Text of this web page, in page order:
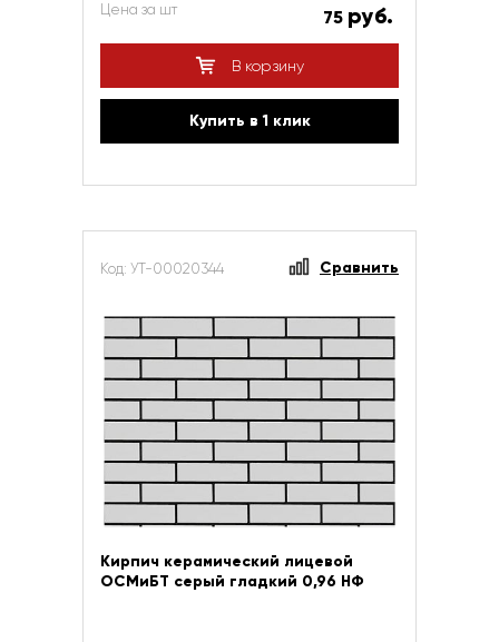
Цена за шт 75 руб.
В корзину
Купить в 1 клик
Код: УТ-00020344 Сравнить
Кирпич керамический лицевой
ОСМиБТ серый гладкий 0,96 НФ